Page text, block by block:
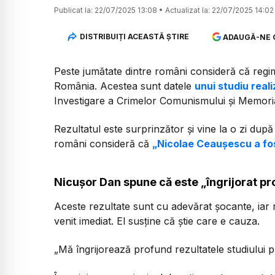
Publicat la: 22/07/2025 13:08 • Actualizat la: 22/07/2025 14:02
DISTRIBUIȚI ACEASTĂ ȘTIRE ADAUGĂ-NE
Peste jumătate dintre români consideră că
România. Acestea sunt datele unui studiu
Investigare a Crimelor Comunismului și
Rezultatul este surprinzător și vine la o zi
români consideră că „Nicolae Ceaușescu a
Nicușor Dan spune că este „îngrijorat
Aceste rezultate sunt cu adevărat șocante, iar
venit imediat. El susține că știe care e cauza.
„Mă îngrijorează profund rezultatele studiului